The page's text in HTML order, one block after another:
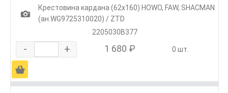
1
Крестовина кардана (62х160) HOWO, FAW, SHACMAN
(ан.WG9725310020) / ZTD
2205030B377
- + 1 680 ₽ 0 шт.
Ä